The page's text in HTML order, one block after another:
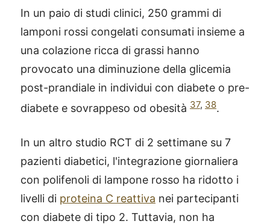
In un paio di studi clinici, 250 grammi di
lamponi rossi congelati consumati insieme a
una colazione ricca di grassi hanno
provocato una diminuzione della glicemia
post-prandiale in individui con diabete o pre-
diabete e sovrappeso od obesità 37, 38.
In un altro studio RCT di 2 settimane su 7
pazienti diabetici, l'integrazione giornaliera
con polifenoli di lampone rosso ha ridotto i
livelli di proteina C reattiva nei partecipanti
con diabete di tipo 2. Tuttavia, non ha